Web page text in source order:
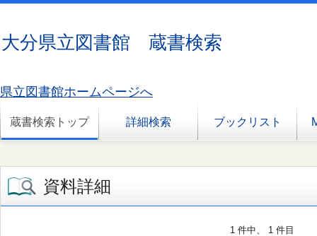
大分県立図書館 蔵書検索
県立図書館ホームページへ
蔵書検索トップ 詳細検索 ブックリスト
資料詳細
1 件中、 1 件目